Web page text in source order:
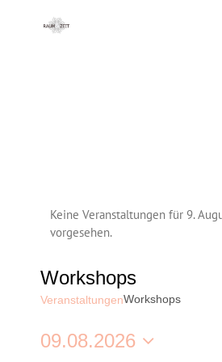
Keine Veranstaltungen für 9.
vorgesehen.
Workshops
VeranstaltungenWorkshops
09.08.2026